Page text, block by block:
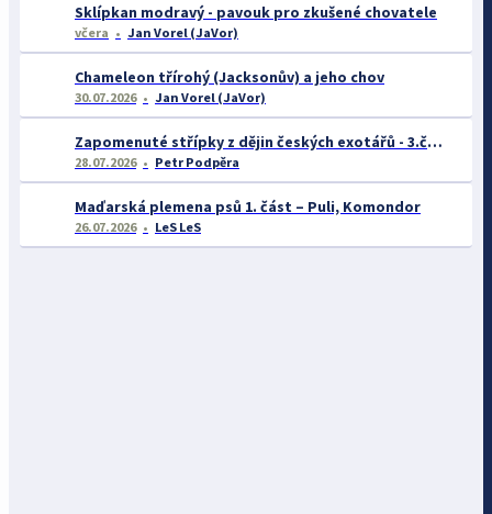
Sklípkan modravý - pavouk pro zkušené chovatele
včera Jan Vorel (JaVor)
Chameleon třírohý (Jacksonův) a jeho chov
30.07.2026 Jan Vorel (JaVor)
Zapomenuté střípky z dějin českých exotářů - 3.část
28.07.2026 Petr Podpěra
Maďarská plemena psů 1. část – Puli, Komondor
26.07.2026 LeS LeS